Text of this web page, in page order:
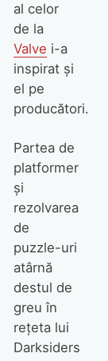
al celor
de la
Valve i-a
inspirat şi
el pe
producători.
Partea de
platformer
și
rezolvarea
de
puzzle-uri
atârnă
destul de
greu în
reţeta lui
Darksiders